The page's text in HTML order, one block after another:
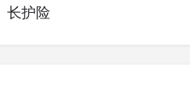
长护险